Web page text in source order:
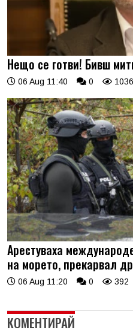
Нещо се готви! Бивш
06 Aug 11:40 0 1036
Арестуваха
на морето, прекарвал
06 Aug 11:20 0 392
КОМЕНТИРАЙ